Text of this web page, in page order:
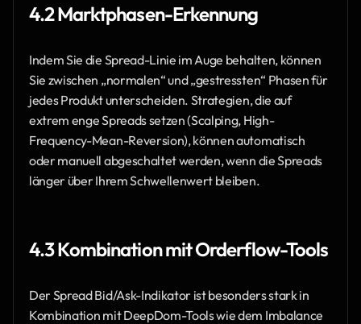
4.2 Marktphasen-Erkennung
Indem Sie die Spread-Linie im Auge behalten, können
Sie zwischen „normalen“ und „gestressten“ Phasen für
jedes Produkt unterscheiden. Strategien, die auf
extrem enge Spreads setzen (Scalping, High-
Frequency-Mean-Reversion), können automatisch
oder manuell abgeschaltet werden, wenn die Spreads
länger über Ihrem Schwellenwert bleiben.
4.3 Kombination mit Orderflow-Tools
Der Spread Bid/Ask-Indikator ist besonders stark in
Kombination mit DeepDom-Tools wie dem Imbalance